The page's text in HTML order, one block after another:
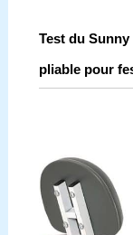
Test du
pliable pour